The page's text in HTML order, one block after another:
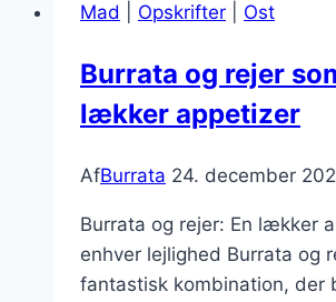
bruschetta
Mad Opskrifter Ost
Burrata og rejer
lækker appetizer
AfBurrata 24. december
Burrata og rejer: En lækker
enhver lejlighed Burrata og
fantastisk kombination, der